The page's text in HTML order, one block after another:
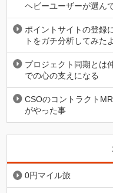
ヘビーユーザーが選ん
ポイントサイトの登録
トをガチ分析してみた
プロジェクト同期とは
での心の支えになる
CSOのコントラクト
がやった事
0円マイル旅